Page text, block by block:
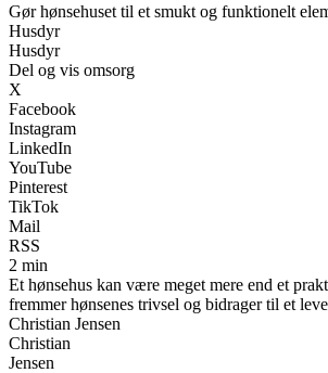
Gør hønsehuset til et smukt og funktionelt
Husdyr
Husdyr
Del og vis omsorg
X
Facebook
Instagram
LinkedIn
YouTube
Pinterest
TikTok
Mail
RSS
2 min
Et hønsehus kan være meget mere end et
fremmer hønsenes trivsel og bidrager til et
Christian Jensen
Christian
Jensen